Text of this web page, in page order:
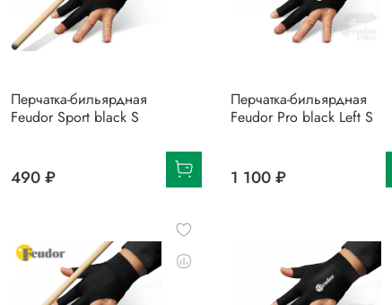
Перчатка-бильярдная
Feudor Sport black S
490 ₽
Перчатка-бильярдная
Feudor Pro black Left S
1 100 ₽